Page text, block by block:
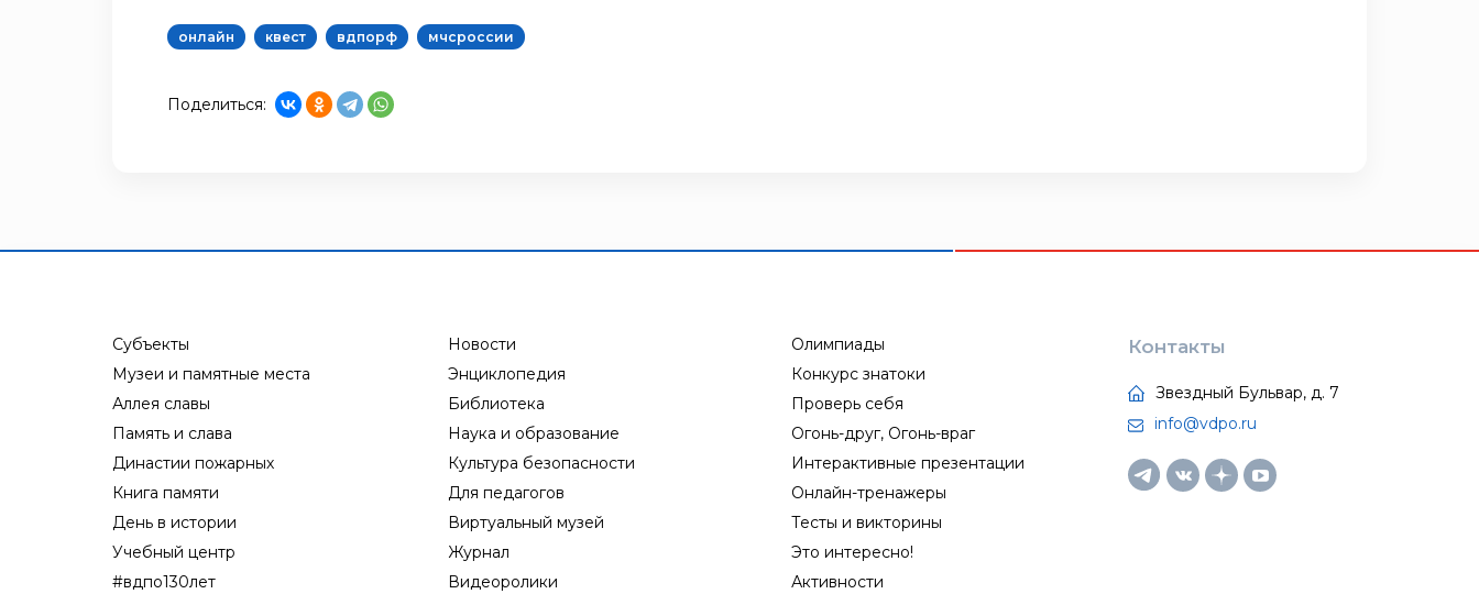
онлайн квест вдпорф мчсроссии
Поделиться:
Субъекты
Музеи и памятные места
Аллея славы
Память и слава
Династии пожарных
Книга памяти
День в истории
Учебный центр
#вдпо130лет
Новости
Энциклопедия
Библиотека
Наука и образование
Культура безопасности
Для педагогов
Виртуальный музей
Журнал
Видеоролики
Олимпиады
Конкурс знатоки
Проверь себя
Огонь-друг, Огонь-враг
Интерактивные презентации
Онлайн-тренажеры
Тесты и викторины
Это интересно!
Активности
Контакты
Звездный Бульвар, д. 7
info@vdpo.ru